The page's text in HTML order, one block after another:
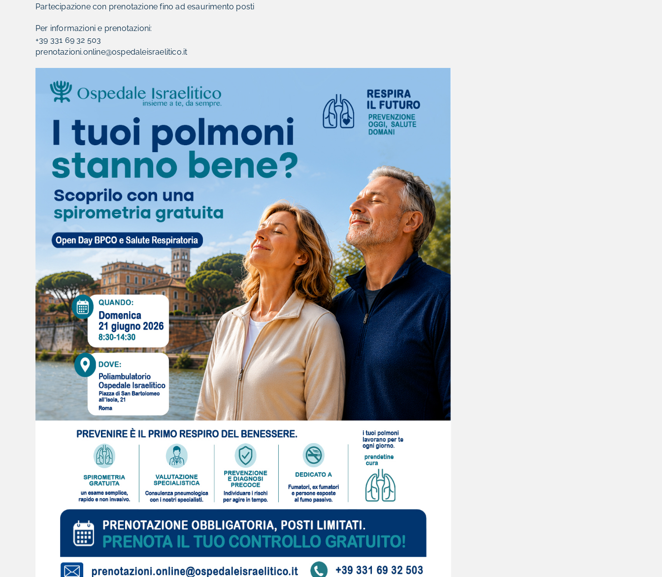
Partecipazione con prenotazione fino ad esaurimento posti
Per informazioni e prenotazioni:
+39 331 69 32 503
prenotazioni.online@ospedaleisraelitico.it